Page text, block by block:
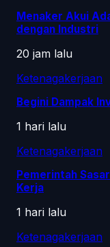
Menaker Akui
dengan Industri
20 jam lalu
Ketenagakerjaan
Begini Dampak
1 hari lalu
Ketenagakerjaan
Pemerintah
Kerja
1 hari lalu
Ketenagakerjaan